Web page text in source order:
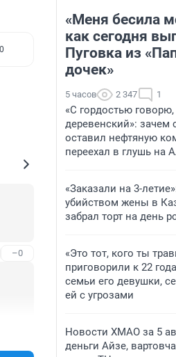
0
–0
«Меня бесила
как сегодня
Пуговка из
дочек»
5 часов 2 347 1
«С гордостью говорю,
деревенский»: зачем
оставил нефтяную
переехал в глушь на
«Заказали на 3-
убийством жены в
забрал торт на день
«Это тот, кого ты
приговорили к 22
семьи его девушки,
ей с угрозами
Новости ХМАО за 5
деньги Айзе,